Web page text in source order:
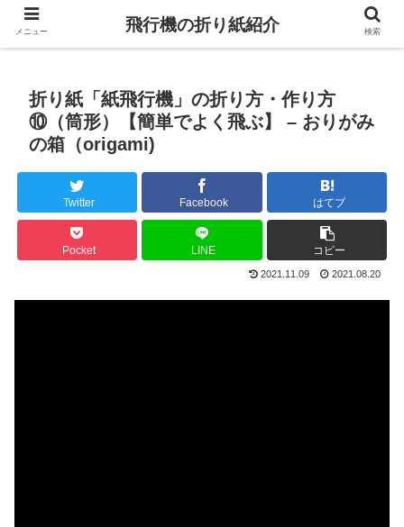
折り紙「紙飛行機」の折り方・作り方
⑩（筒形）【簡単でよく飛ぶ】 – おりがみ
の箱（origami)
Twitter Facebook はてブ
Pocket LINE コピー
2021.11.09 2021.08.20
メニュー 飛行機の折り紙紹介 検索